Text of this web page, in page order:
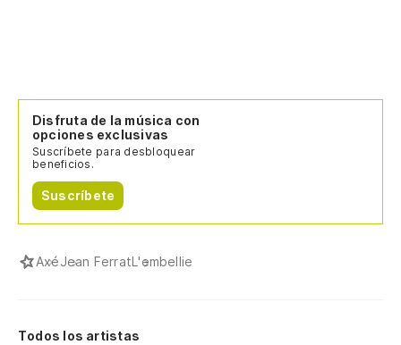
Disfruta de la música con
opciones exclusivas
Suscríbete para desbloquear
beneficios.
Suscríbete
AxéJean FerratL'embellie
Todos los artistas